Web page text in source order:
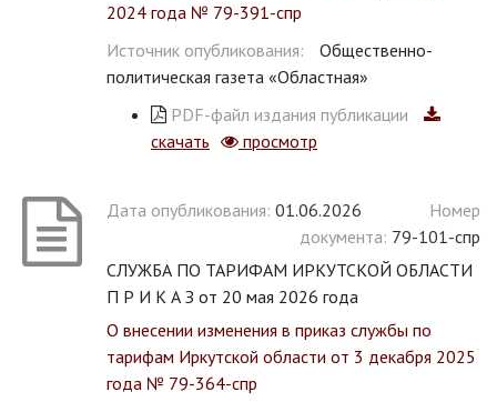
2024 года № 79-391-спр
Источник опубликования:
Общественно-
политическая газета «Областная»
PDF-файл издания публикации
скачать
просмотр
Дата опубликования: 01.06.2026
Номер
документа: 79-101-спр
СЛУЖБА ПО ТАРИФАМ ИРКУТСКОЙ ОБЛАСТИ
П Р И К А З от 20 мая 2026 года
О внесении изменения в приказ службы по
тарифам Иркутской области от 3 декабря 2025
года № 79-364-спр